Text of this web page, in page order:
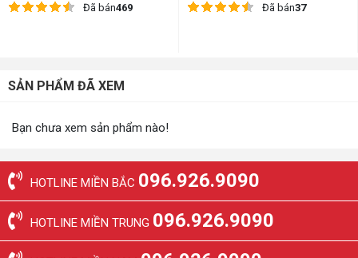
Đã bán469 Đã bán37
SẢN PHẨM ĐÃ XEM
Bạn chưa xem sản phẩm nào!
HOTLINE MIỀN BẮC 096.926.9090
HOTLINE MIỀN TRUNG 096.926.9090